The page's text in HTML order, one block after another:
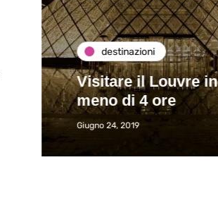
destinazioni
Visitare il Louvre in
meno di 4 ore
Giugno 24, 2019